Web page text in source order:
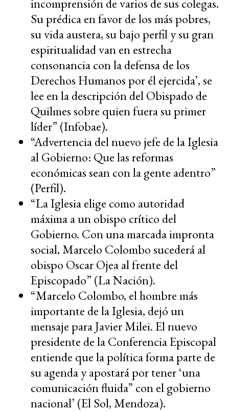
incomprensión de varios de sus colegas.
Su prédica en favor de los más pobres,
su vida austera, su bajo perfil y su gran
espiritualidad van en estrecha
consonancia con la defensa de los
Derechos Humanos por él ejercida’, se
lee en la descripción del Obispado de
Quilmes sobre quien fuera su primer
líder” (Infobae).
“Advertencia del nuevo jefe de la Iglesia
al Gobierno: Que las reformas
económicas sean con la gente adentro”
(Perfil).
“La Iglesia elige como autoridad
máxima a un obispo crítico del
Gobierno. Con una marcada impronta
social, Marcelo Colombo sucederá al
obispo Oscar Ojea al frente del
Episcopado” (La Nación).
“Marcelo Colombo, el hombre más
importante de la Iglesia, dejó un
mensaje para Javier Milei. El nuevo
presidente de la Conferencia Episcopal
entiende que la política forma parte de
su agenda y apostará por tener ‘una
comunicación fluida” con el gobierno
nacional’ (El Sol, Mendoza).